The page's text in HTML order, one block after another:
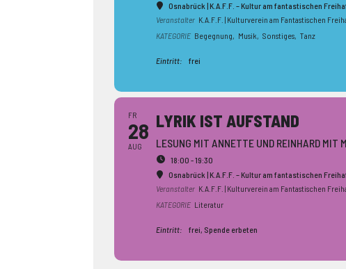
Osnabrück | K.A.F.F. – Kultur am fantastischen
Veranstalter K.A.F.F. | Kulturverein am Fantastischen
KATEGORIE Begegnung, Musik, Sonstiges, Tanz
Eintritt: frei
FR
28
AUG
LYRIK IST AUFSTAND
LESUNG MIT ANNETTE UND REINHARD MIT
18:00 - 19:30
Osnabrück | K.A.F.F. – Kultur am fantastischen
Veranstalter K.A.F.F. | Kulturverein am Fantastischen
KATEGORIE Literatur
Eintritt: frei, Spende erbeten